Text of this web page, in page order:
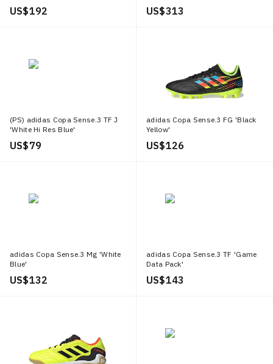
US$ 192 US$ 313
(PS) adidas Copa Sense.3 TF J
'White Hi Res Blue'
US$ 79
adidas Copa Sense.3 FG 'Black
Yellow'
US$ 126
adidas Copa Sense.3 Mg 'White
Blue'
US$ 132
adidas Copa Sense.3 TF 'Game
Data Pack'
US$ 143